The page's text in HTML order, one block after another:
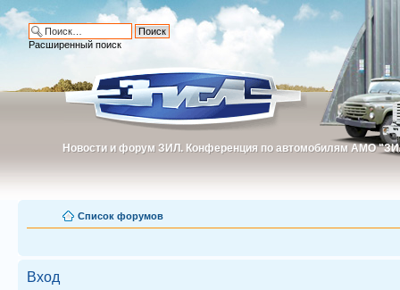
Новости и форум ЗИЛ. Конференция по автомобилям АМО
Новости и форум ЗИЛ. Конференция по автомобилям АМО
Расширенный поиск
Список форумов
Вход